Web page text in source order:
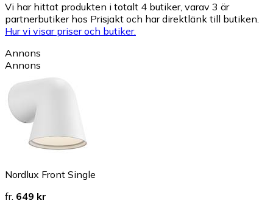
Vi har hittat produkten i totalt 4 butiker, varav 3 är
partnerbutiker hos Prisjakt och har direktlänk till butiken.
Hur vi visar priser och butiker.
Annons
Annons
Nordlux Front Single
fr. 649 kr